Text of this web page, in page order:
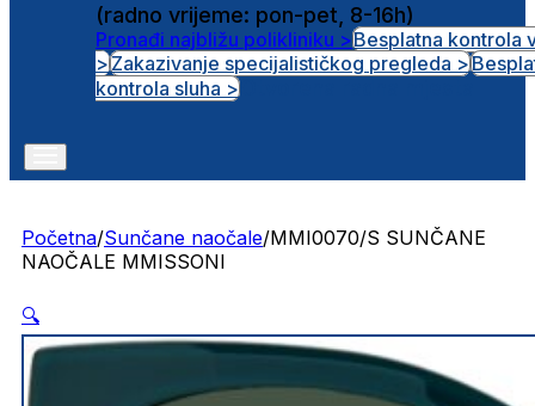
(radno vrijeme: pon-pet, 8-16h)
Pronađi najbližu polikliniku >Besplatna kontrola
>Zakazivanje specijalističkog pregleda >
kontrola sluha >
Početna/Sunčane naočale/MMI0070/S SUNČANE
NAOČALE MMISSONI
🔍